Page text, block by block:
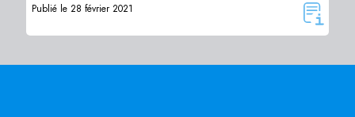
Publié le 28 février 2021